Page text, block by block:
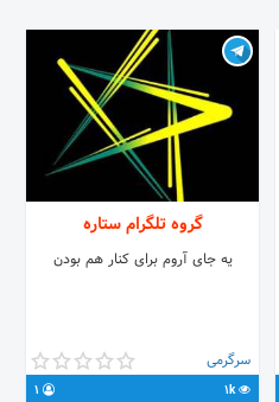
گروه تلگرام ستاره
یه جای آروم برای کنار هم بودن
سرگرمی
1k